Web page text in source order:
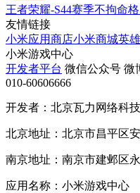
王者荣耀-S44赛季不拘命格
友情链接
小米应用商店小米商城英
小米游戏中心
开发者平台 微信公众号 微
010-60606666
开发者：北京瓦力网络科
北京地址：北京市昌平区
南京地址：南京市建邺区
应用名称：小米游戏中心